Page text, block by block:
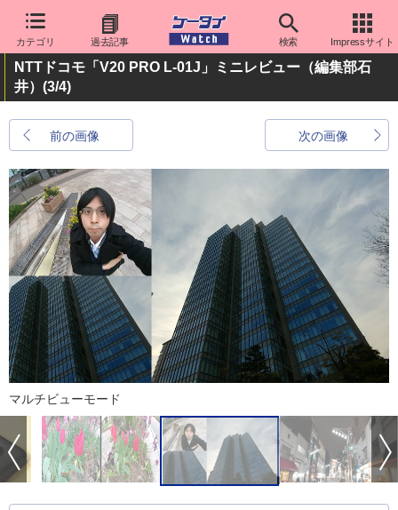
カテゴリ 過去記事 検索 Impressサイト
NTTドコモ「V20 PRO L-01J」ミニレビュー（編集部石
井） (3/4)
前の画像 次の画像
マルチビューモード